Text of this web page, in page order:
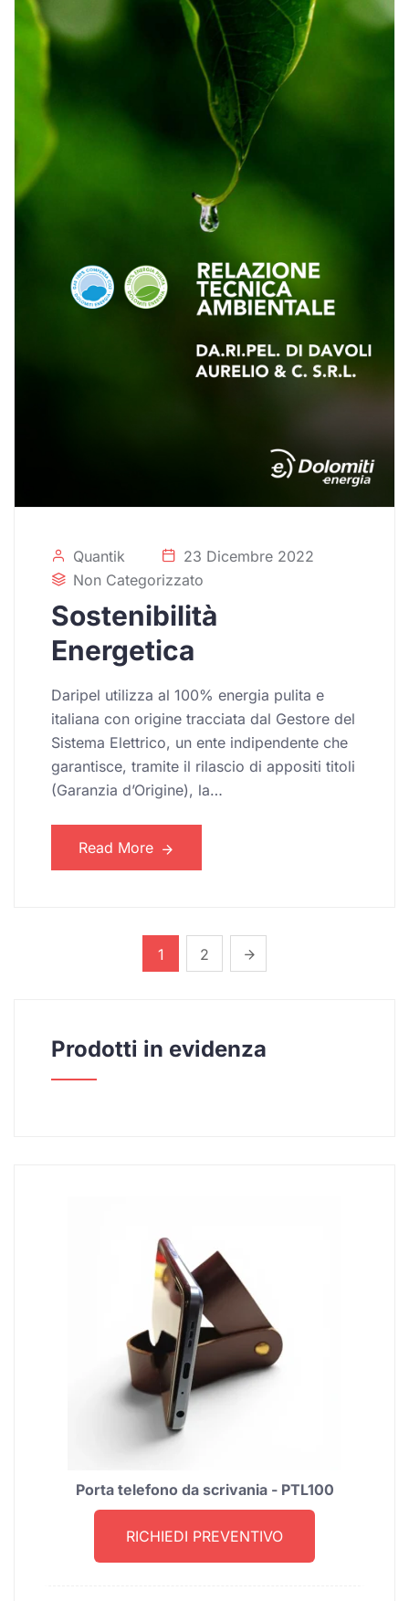
Quantik
23 Dicembre 2022
Non Categorizzato
Sostenibilità
Energetica
Daripel utilizza al 100% energia pulita e
italiana con origine tracciata dal Gestore del
Sistema Elettrico, un ente indipendente che
garantisce, tramite il rilascio di appositi titoli
(Garanzia d’Origine), la…
Read More
1 2
Prodotti in evidenza
Porta telefono da scrivania - PTL100
RICHIEDI PREVENTIVO